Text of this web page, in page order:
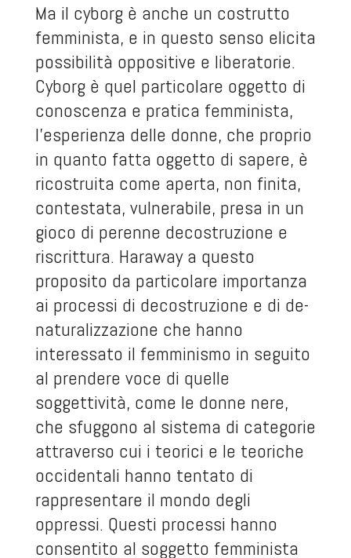
Ma il cyborg è anche un costrutto
femminista, e in questo senso elicita
possibilità oppositive e liberatorie.
Cyborg è quel particolare oggetto di
conoscenza e pratica femminista,
l’esperienza delle donne, che proprio
in quanto fatta oggetto di sapere, è
ricostruita come aperta, non finita,
contestata, vulnerabile, presa in un
gioco di perenne decostruzione e
riscrittura. Haraway a questo
proposito da particolare importanza
ai processi di decostruzione e di de-
naturalizzazione che hanno
interessato il femminismo in seguito
al prendere voce di quelle
soggettività, come le donne nere,
che sfuggono al sistema di categorie
attraverso cui i teorici e le teoriche
occidentali hanno tentato di
rappresentare il mondo degli
oppressi. Questi processi hanno
consentito al soggetto femminista